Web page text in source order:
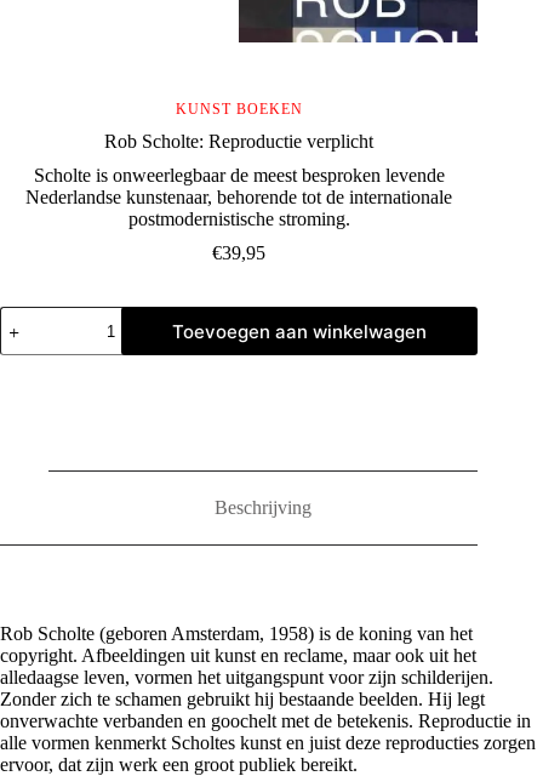
KUNST BOEKEN
Rob Scholte: Reproductie verplicht
Scholte is onweerlegbaar de meest besproken levende
Nederlandse kunstenaar, behorende tot de internationale
postmodernistische stroming.
€39,95
Rob
Scholte:
Reproductie
Toevoegen aan winkelwagen
Beschrijving
Rob Scholte (geboren Amsterdam, 1958) is de koning van het
copyright. Afbeeldingen uit kunst en reclame, maar ook uit het
alledaagse leven, vormen het uitgangspunt voor zijn schilderijen.
Zonder zich te schamen gebruikt hij bestaande beelden. Hij legt
onverwachte verbanden en goochelt met de betekenis. Reproductie in
alle vormen kenmerkt Scholtes kunst en juist deze reproducties zorgen
ervoor, dat zijn werk een groot publiek bereikt.